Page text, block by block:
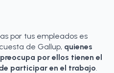
por tus empleados es
de Gallup, quienes
por ellos tienen el
participar en el trabajo